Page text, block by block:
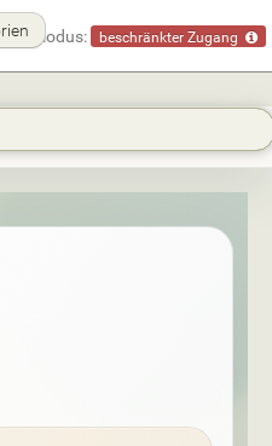
beschränkter Zugang